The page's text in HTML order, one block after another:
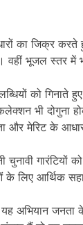
का जिक्र
वहीं भूजल स्तर में
को
भी
और मेरिट के
गारंटियों
लिए आर्थिक
अभियान